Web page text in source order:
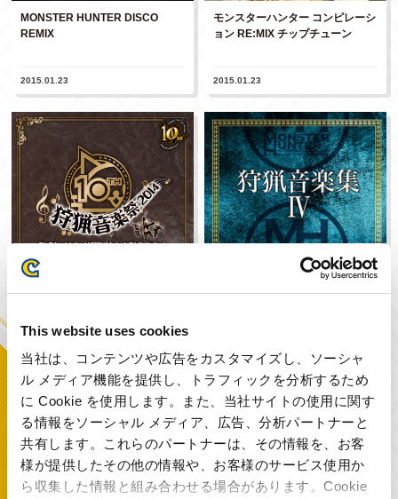
This website uses cookies
当社は、コンテンツや広告をカスタマイズし、ソーシャ
ル メディア機能を提供し、トラフィックを分析するため
に Cookie を使用します。また、当社サイトの使用に関す
る情報をソーシャル メディア、広告、分析パートナーと
共有します。これらのパートナーは、その情報を、お客
様が提供したその他の情報や、お客様のサービス使用か
ら収集した情報と組み合わせる場合があります。Cookie
MONSTER HUNTER DISCO
REMIX
2015.01.23
モンスターハンター コンピレーシ
ョン RE:MIX チップチューン
2015.01.23
オーケストラコンサート～狩猟音